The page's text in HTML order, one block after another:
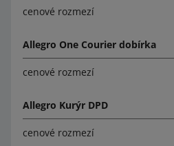
cenové rozmezí
Allegro One Courier dobírka
cenové rozmezí
Allegro Kurýr DPD
cenové rozmezí